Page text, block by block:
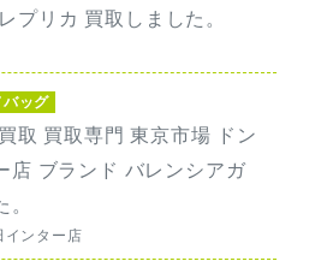
プリカ 買取しました。
バッグ
取 買取専門 東京市場 ドン
店 ブランド バレンシアガ
インター店